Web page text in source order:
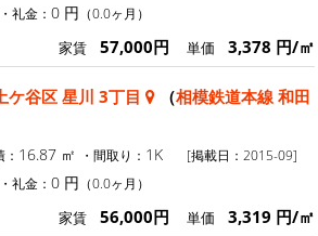
・礼金： 0 円 （0.0ヶ月）
家賃 57,000円 単価 3,378 円/㎡
ケ谷区 星川 3丁目 （相模鉄道本線 和田
16.87 ㎡ ・間取り： 1K
[掲載日：2015-09]
・礼金： 0 円 （0.0ヶ月）
家賃 56,000円 単価 3,319 円/㎡